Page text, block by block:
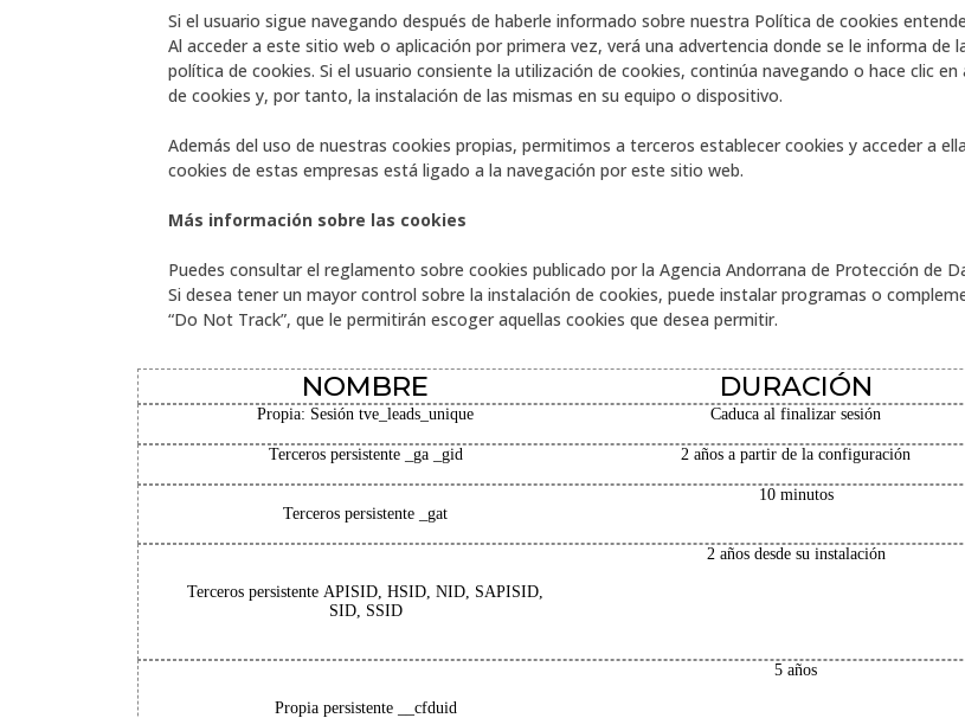
Si el usuario sigue navegando después de haberle informado sobre nuestra Política de cookies
Al acceder a este sitio web o aplicación por primera vez, verá una advertencia donde se le informa
política de cookies. Si el usuario consiente la utilización de cookies, continúa navegando o hace clic
de cookies y, por tanto, la instalación de las mismas en su equipo o dispositivo.
Además del uso de nuestras cookies propias, permitimos a terceros establecer cookies y acceder a
cookies de estas empresas está ligado a la navegación por este sitio web.
Más información sobre las cookies
Puedes consultar el reglamento sobre cookies publicado por la Agencia Andorrana de Protección de
Si desea tener un mayor control sobre la instalación de cookies, puede instalar programas o
“Do Not Track”, que le permitirán escoger aquellas cookies que desea permitir.
NOMBRE DURACIÓN
Propia: Sesióntve_leads_unique Caduca al finalizar sesión
Terceros persistente
_ga _gid 2 años a partir de la configuración
Terceros persistente _gat
10 minutos
Terceros persistenteAPISID, HSID, NID, SAPISID,
SID, SSID
2 años desde su instalación
Propia persistente __cfduid
5 años